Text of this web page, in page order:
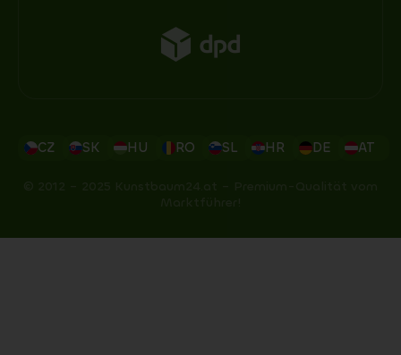
CZ SK HU RO SL HR DE AT